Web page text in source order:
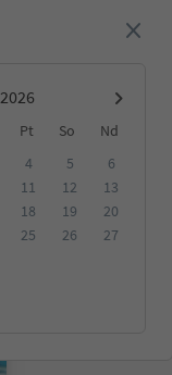
Pt So
Nd
4 5
6
11 12
13
18 19
20
25 26
27